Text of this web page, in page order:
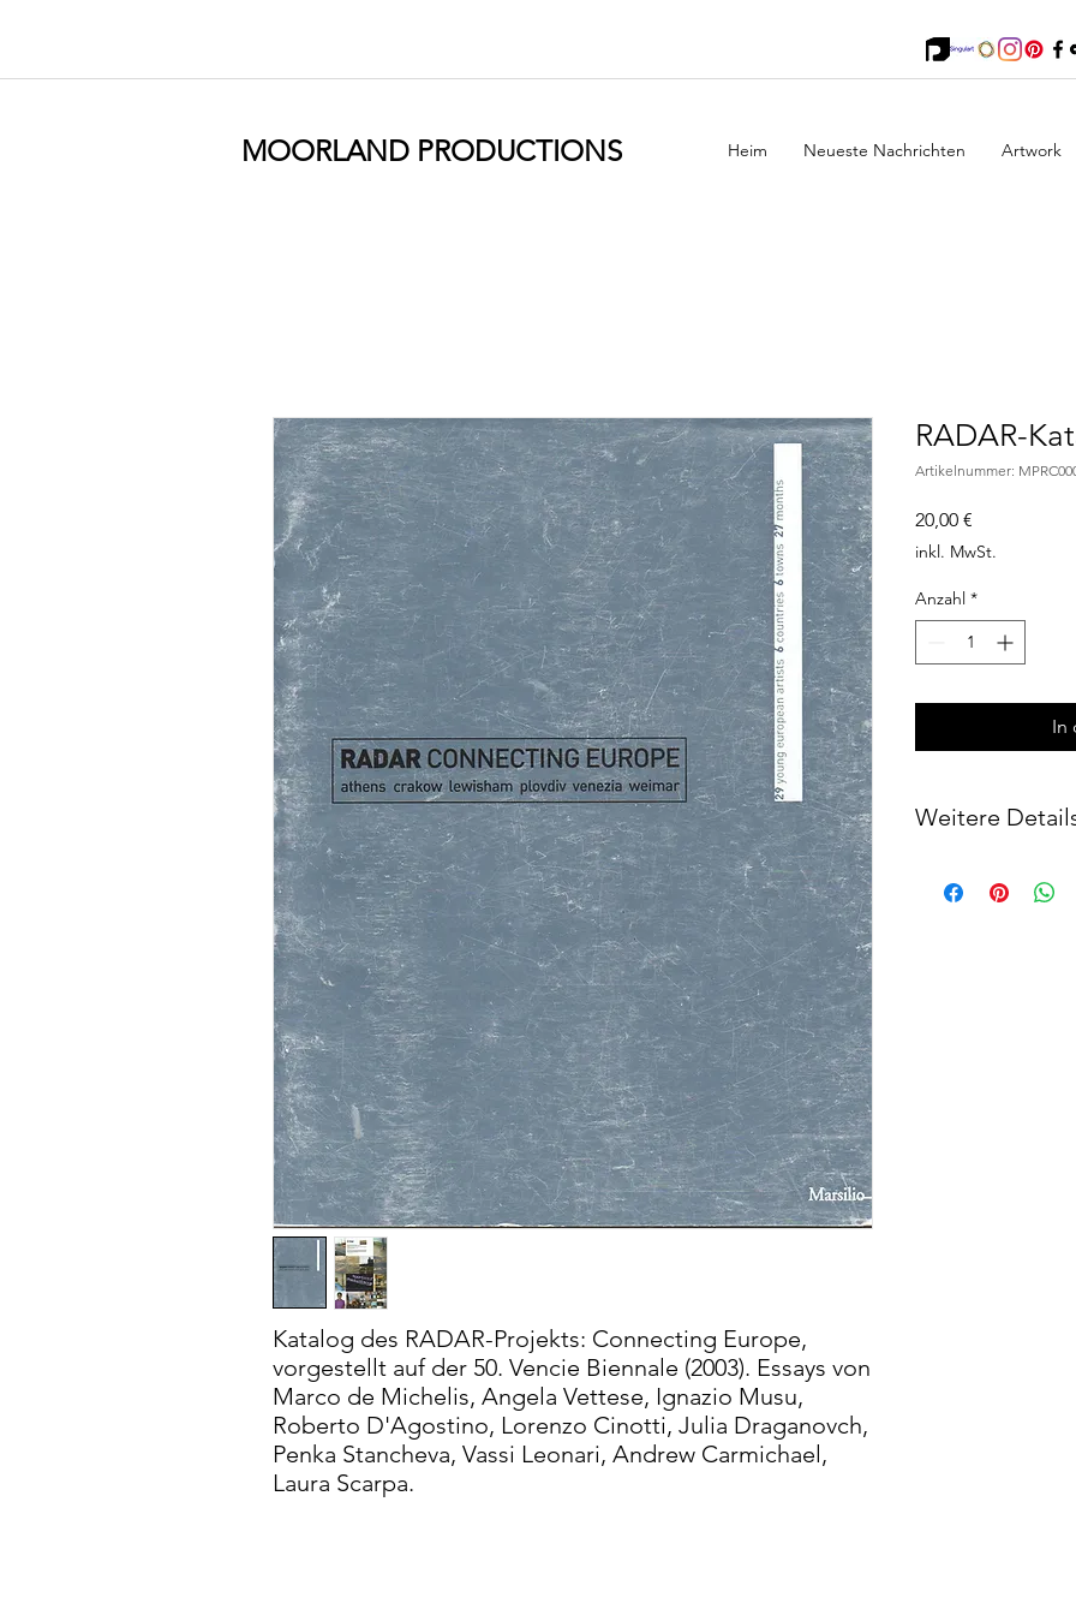
MOORLAND PRODUCTIONS Heim Neueste Nachrichten Artwork
Katalog des RADAR-Projekts: Connecting Europe,
vorgestellt auf der 50. Vencie Biennale (2003). Essays von
Marco de Michelis, Angela Vettese, Ignazio Musu,
Roberto D'Agostino, Lorenzo Cinotti, Julia Draganovch,
Penka Stancheva, Vassi Leonari, Andrew Carmichael,
Laura Scarpa.
RADAR-
Artikelnummer:
20,00 €
inkl. MwSt.
Anzahl *
In
Weitere
ISBN: 88-317-8706-3